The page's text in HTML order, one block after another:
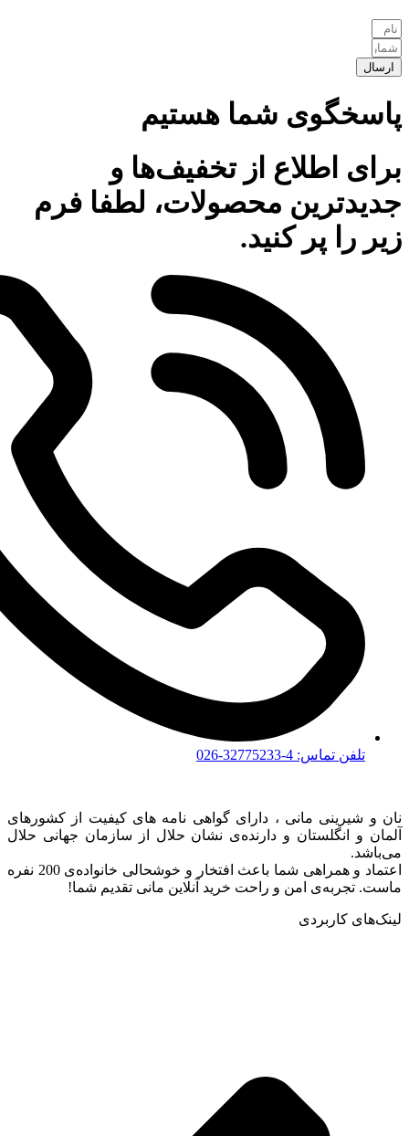
ارسال
پاسخگوی شما هستیم
برای اطلاع از تخفیف‌ها و
جدیدترین محصولات، لطفا فرم
زیر را پر کنید.
تلفن تماس: 4-32775233-026
نان و شیرینی مانی ، دارای گواهی نامه های کیفیت از کشورهای
آلمان و انگلستان و دارنده‌ی نشان حلال از سازمان جهانی حلال
می‌باشد.
اعتماد و همراهی شما باعث افتخار و خوشحالی خانواده‌ی 200 نفره
ماست. تجربه‌ی امن و راحت خرید آنلاین مانی تقدیم شما!
لینک‌های کاربردی